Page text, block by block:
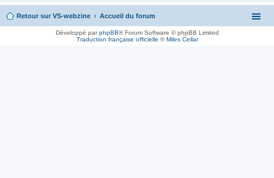
Retour sur VS-webzine Accueil du forum
Développé parphpBB® Forum Software © phpBB Limited
Traduction française officielle ©Miles Cellar